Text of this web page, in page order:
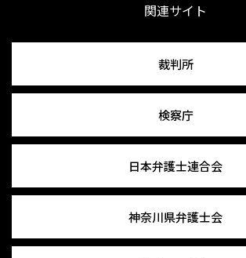
関連サイト
裁判所
検察庁
日本弁護士連合会
神奈川県弁護士会